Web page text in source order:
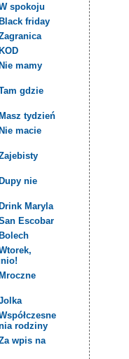
spokoju
friday
mamy
gdzie
tydzień
macie
nie
Maryla
Escobar
rodziny
wpis na